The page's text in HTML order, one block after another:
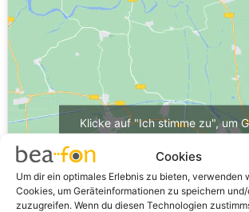
Cookies
Um dir ein optimales Erlebnis zu bieten, verwenden
Cookies, um Geräteinformationen zu speichern
zuzugreifen. Wenn du diesen Technologien
Klicke auf "Ich stimme zu", um
Cookie-Richtlinie
Ich stimme zu